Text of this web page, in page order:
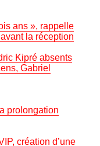
ans », rappelle
la réception
Kipré absents
Gabriel
prolongation
création d’une